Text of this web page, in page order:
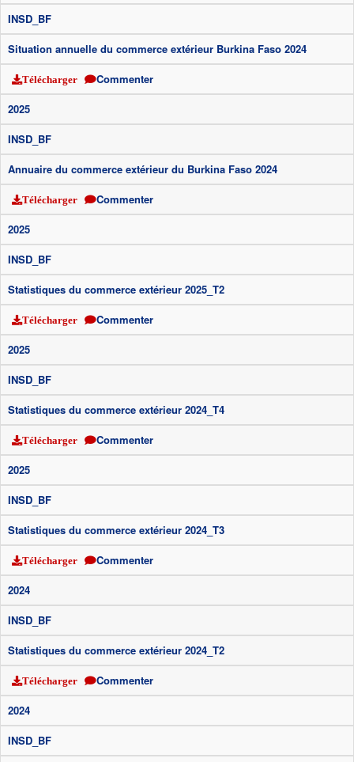
INSD_BF
Situation annuelle du commerce extérieur Burkina Faso 2024
Télécharger
Commenter
2025
INSD_BF
Annuaire du commerce extérieur du Burkina Faso 2024
Télécharger
Commenter
2025
INSD_BF
Statistiques du commerce extérieur 2025_T2
Télécharger
Commenter
2025
INSD_BF
Statistiques du commerce extérieur 2024_T4
Télécharger
Commenter
2025
INSD_BF
Statistiques du commerce extérieur 2024_T3
Télécharger
Commenter
2024
INSD_BF
Statistiques du commerce extérieur 2024_T2
Télécharger
Commenter
2024
INSD_BF